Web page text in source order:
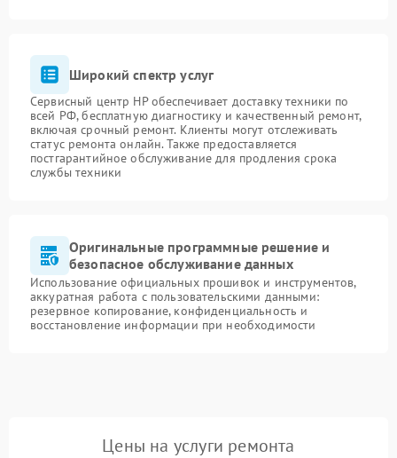
Широкий спектр услуг
Сервисный центр HP обеспечивает доставку техники по
всей РФ, бесплатную диагностику и качественный ремонт,
включая срочный ремонт. Клиенты могут отслеживать
статус ремонта онлайн. Также предоставляется
постгарантийное обслуживание для продления срока
службы техники
Оригинальные программные решение и
безопасное обслуживание данных
Использование официальных прошивок и инструментов,
аккуратная работа с пользовательскими данными:
резервное копирование, конфиденциальность и
восстановление информации при необходимости
Цены на услуги ремонта